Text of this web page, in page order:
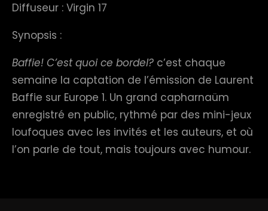
Diffuseur : Virgin 17
Synopsis :
Baffie! C’est quoi ce bordel? c’est chaque
semaine la captation de l’émission de Laurent
Baffie sur Europe 1. Un grand capharnaüm
enregistré en public, rythmé par des mini-jeux
loufoques avec les invités et les auteurs, et où
l’on parle de tout, mais toujours avec humour.